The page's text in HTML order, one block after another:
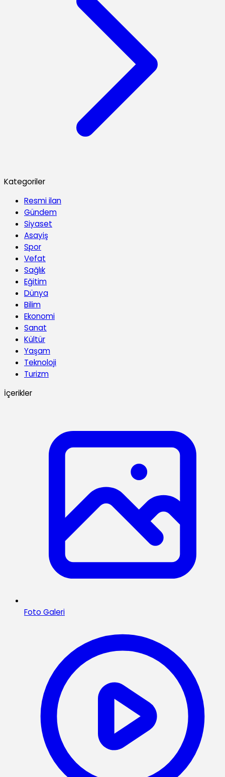
Kategoriler
Resmi ilan
Gündem
Siyaset
Asayiş
Spor
Vefat
Sağlık
Eğitim
Dünya
Bilim
Ekonomi
Sanat
Kültür
Yaşam
Teknoloji
Turizm
İçerikler
Foto Galeri